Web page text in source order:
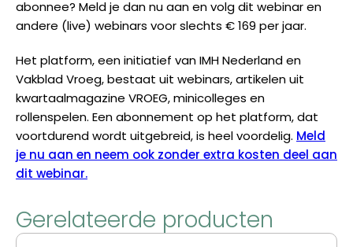
abonnee? Meld je dan nu aan en volg dit webinar en
andere (live) webinars voor slechts € 169 per jaar.
Het platform, een initiatief van IMH Nederland en
Vakblad Vroeg, bestaat uit webinars, artikelen uit
kwartaalmagazine VROEG, minicolleges en
rollenspelen. Een abonnement op het platform, dat
voortdurend wordt uitgebreid, is heel voordelig. Meld
je nu aan en neem ook zonder extra kosten deel aan
dit webinar.
Gerelateerde producten